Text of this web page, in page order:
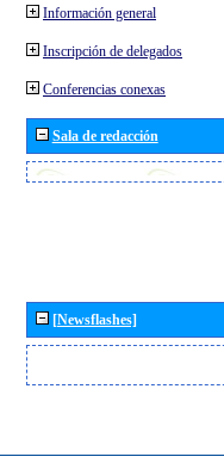
Información general
Inscripción de delegados
Conferencias conexas
Sala de redacción
[Newsflashes]